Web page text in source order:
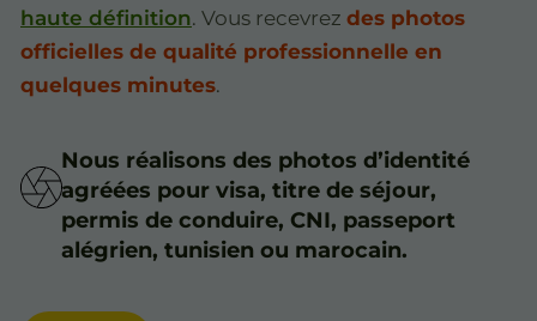
haute définition. Vous recevrez des photos
officielles de qualité professionnelle en
quelques minutes.
Nous réalisons des photos d’identité
agréées pour visa, titre de séjour,
permis de conduire, CNI, passeport
alégrien, tunisien ou marocain.